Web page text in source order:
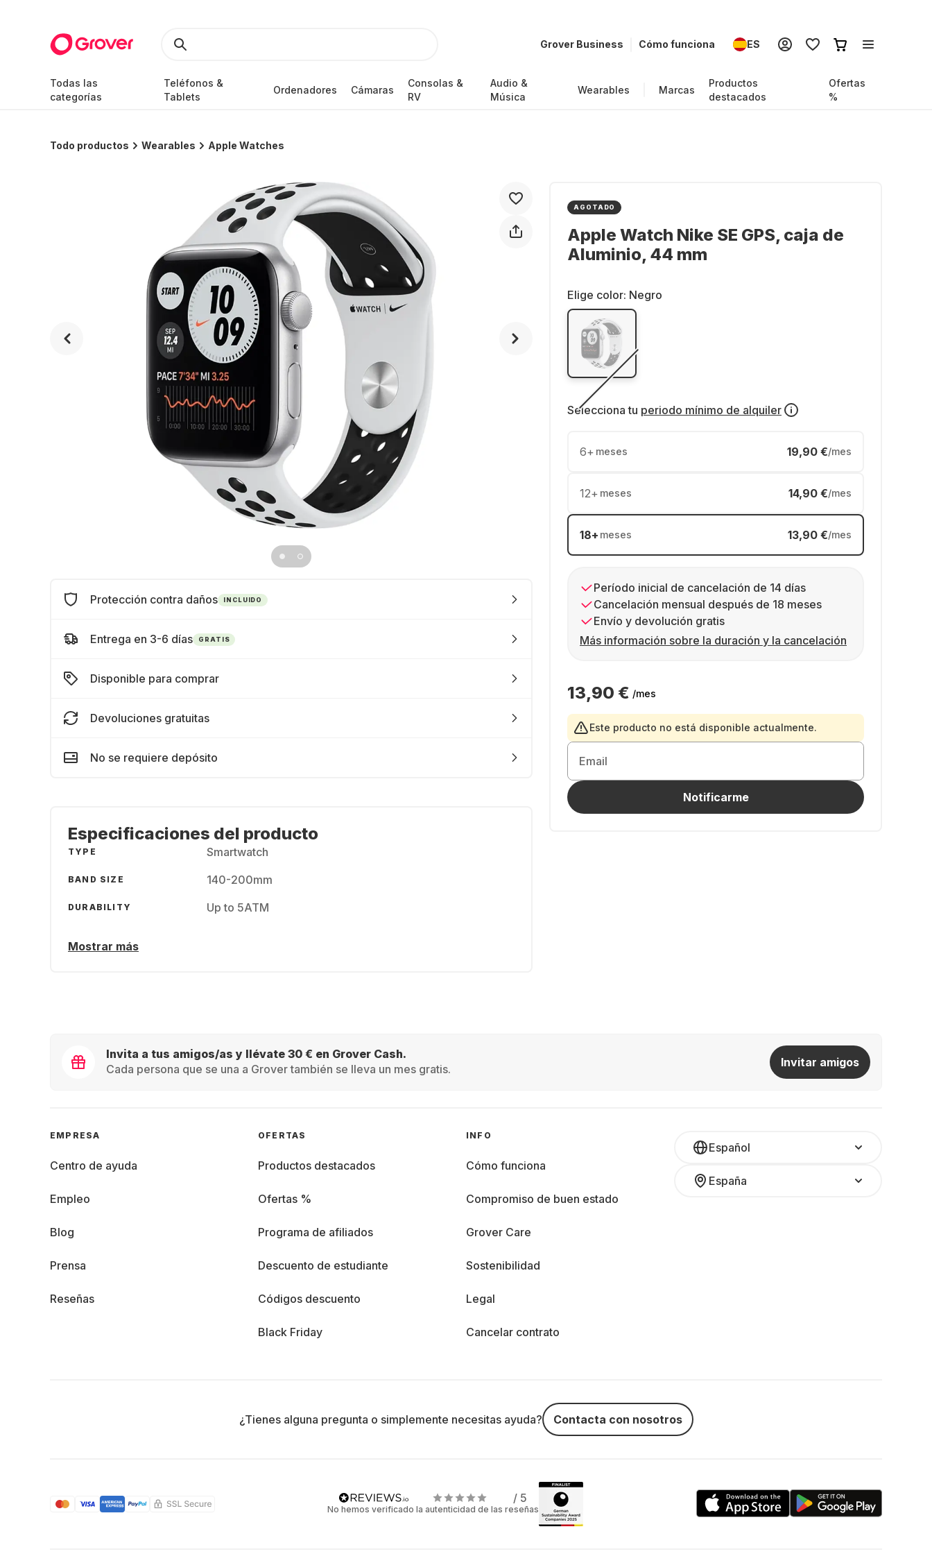
Grover Business Cómo funciona ES
Todas las
categorías
Teléfonos &
Tablets
Ordenadores Cámaras
Consolas &
RV
Audio &
Música
Wearables Marcas
Productos
destacados
Ofertas
%
Todo productos Wearables Apple Watches
AGOTADO
Apple Watch Nike SE GPS, caja de
Aluminio, 44 ​​mm
Elige color: Negro
Selecciona tu periodo mínimo de alquiler
6+ meses 19,90 €/mes
12+ meses 14,90 €/mes
18+ meses 13,90 €/mes
Período inicial de cancelación de 14 días
Cancelación mensual después de 18 meses
Envío y devolución gratis
Más información sobre la duración y la cancelación
13,90 € /mes
Este producto no está disponible actualmente.
Email
Notificarme
Protección contra daños INCLUIDO
Entrega en 3-6 días GRATIS
Disponible para comprar
Devoluciones gratuitas
No se requiere depósito
Especificaciones del producto
TYPE Smartwatch
BAND SIZE 140-200mm
DURABILITY Up to 5ATM
Mostrar más
Invita a tus amigos/as y llévate 30 € en Grover Cash.
Cada persona que se una a Grover también se lleva un mes gratis.
Invitar amigos
Español
España
EMPRESA
Centro de ayuda
Empleo
Blog
Prensa
Reseñas
OFERTAS
Productos destacados
Ofertas %
Programa de afiliados
Descuento de estudiante
Códigos descuento
Black Friday
INFO
Cómo funciona
Compromiso de buen estado
Grover Care
Sostenibilidad
Legal
Cancelar contrato
¿Tienes alguna pregunta o simplemente necesitas ayuda? Contacta con nosotros
/ 5
No hemos verificado la autenticidad de las reseñas